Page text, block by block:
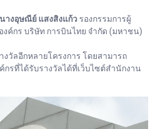
นางอุษณีย์ แสงสิงแก้ว รองกรรมการผู้
ค์กร บริษัท การบินไทย จำกัด (มหาชน)
ลอีกหลายโครงการ โดยสามารถ
รที่ได้รับรางวัลได้ที่เว็บไซต์สำนักงาน